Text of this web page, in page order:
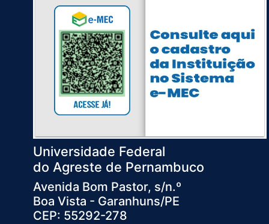
Universidade Federal
do Agreste de Pernambuco
Avenida Bom Pastor, s/n.º
Boa Vista - Garanhuns/PE
CEP: 55292-278